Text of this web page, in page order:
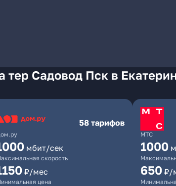
тер Садовод Пск в
58 тарифов
мбит/сек
скорость
₽/мес
цена
МТС
1000
650 ₽/